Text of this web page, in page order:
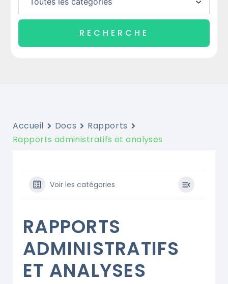
Accueil Docs
Rapports
Rapports administratifs et analyses
Voir les catégories
RAPPORTS
ADMINISTRATIFS
ET ANALYSES